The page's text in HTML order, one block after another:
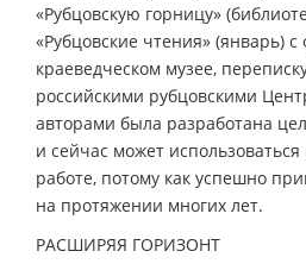
«Рубцовскую горницу»
«Рубцовские чтения» (январь)
краеведческом музее,
российскими рубцовскими
авторами была разработана
и сейчас может использоваться
работе, потому как успешно
на протяжении многих лет.
РАСШИРЯЯ ГОРИЗОНТ